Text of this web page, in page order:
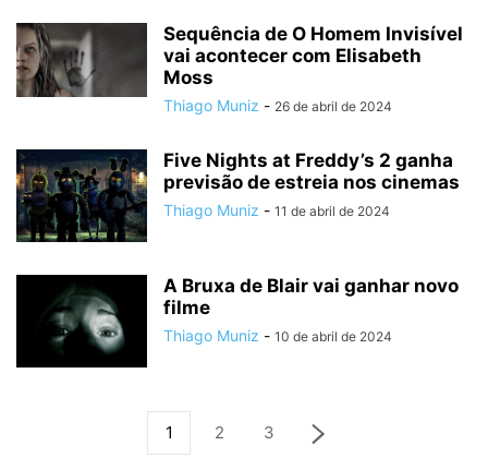
Sequência de O Homem Invisível
vai acontecer com Elisabeth
Moss
Thiago Muniz - 26 de abril de 2024
Five Nights at Freddy’s 2 ganha
previsão de estreia nos cinemas
Thiago Muniz - 11 de abril de 2024
A Bruxa de Blair vai ganhar novo
filme
Thiago Muniz - 10 de abril de 2024
1 2 3